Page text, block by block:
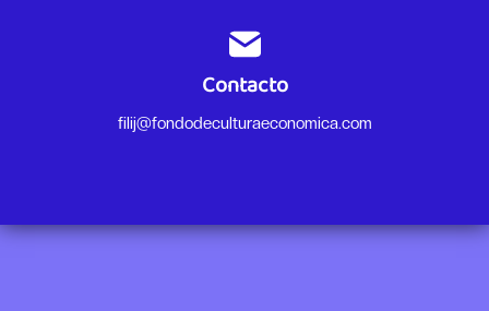
Contacto
filij@fondodeculturaeconomica.com